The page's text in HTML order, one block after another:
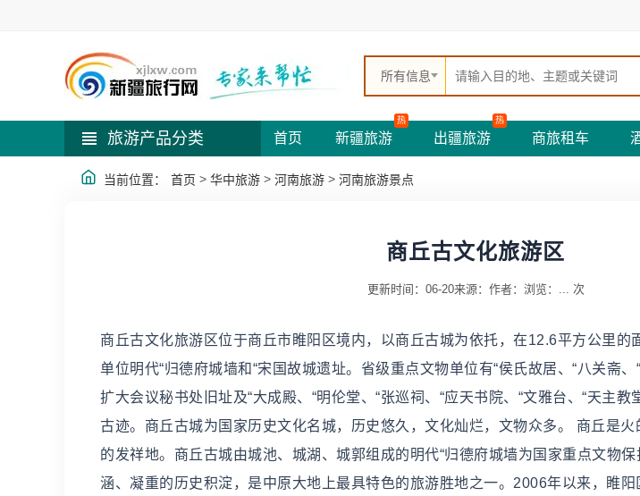
所有信息
旅游产品分类 首页 新疆旅游
热
出疆旅游
热
商旅租车
当前位置： 首页 > 华中旅游 > 河南旅游 > 河南旅游景点
商丘古文化旅游区
更新时间：06-20来源： 作者： 浏览： ... 次
商丘古文化旅游区位于商丘市睢阳区境内，以商丘古城为依托，在12.6平方公里的
单位明代“归德府城墙和“宋国故城遗址。省级重点文物单位有“侯氏故居、“八关斋
扩大会议秘书处旧址及“大成殿、“明伦堂、“张巡祠、“应天书院、“文雅台、“天主教
古迹。商丘古城为国家历史文化名城，历史悠久，文化灿烂，文物众多。 商丘是
的发祥地。商丘古城由城池、城湖、城郭组成的明代“归德府城墙为国家重点文物
涵、凝重的历史积淀，是中原大地上最具特色的旅游胜地之一。2006年以来，睢阳